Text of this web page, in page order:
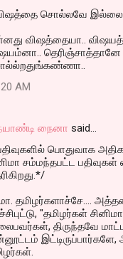
சொல்லவே
விஷத்தையா..
தெரிஞ்சாத்தானே
AM
நைனா said…
பொதுவாக
சம்மந்தபட்ட பதிவுகள்
தமிழர்களாச்சே....
"தமிழர்கள்
திருந்தவே